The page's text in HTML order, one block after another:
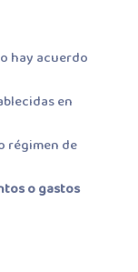
hay acuerdo
en
régimen de
o gastos